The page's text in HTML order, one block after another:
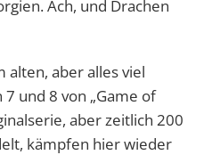
Ach, und Drachen
alten, aber alles viel
und 8 von „Game of
aber zeitlich 200
kämpfen hier wieder